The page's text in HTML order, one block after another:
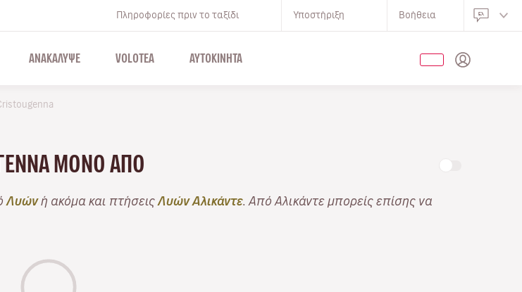
Πληροφορίες πριν το ταξίδι Υποστήριξη Βοήθεια
ΑΝΑΚΑΛΥΨΕ VOLOTEA ΑΥΤΟΚΊΝΗΤΑ
ΜΌΝΟ ΑΠΌ
Λυώνή ακόμα και πτήσεις Λυών Αλικάντε . Από Αλικάντε μπορείς επίσης να